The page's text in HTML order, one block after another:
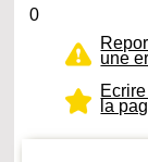
0
une
la